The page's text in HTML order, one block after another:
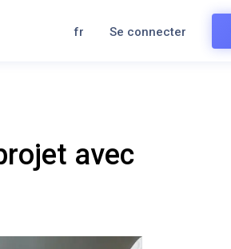
fr Se connecter
avec